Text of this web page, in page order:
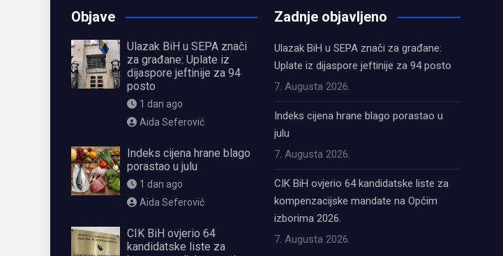
Objave
Ulazak BiH u SEPA znači
za građane: Uplate iz
dijaspore jeftinije za 94
posto
1 dan ago
Aida Seferović
Indeks cijena hrane blago
porastao u julu
1 dan ago
Aida Seferović
CIK BiH ovjerio 64
kandidatske liste za
Zadnje objavljeno
Ulazak BiH u SEPA znači za građane:
Uplate iz dijaspore jeftinije za 94 posto
7. Augusta 2026.
Indeks cijena hrane blago porastao u
julu
7. Augusta 2026.
CIK BiH ovjerio 64 kandidatske liste za
kompenzacijske mandate na Općim
izborima 2026.
7. Augusta 2026.